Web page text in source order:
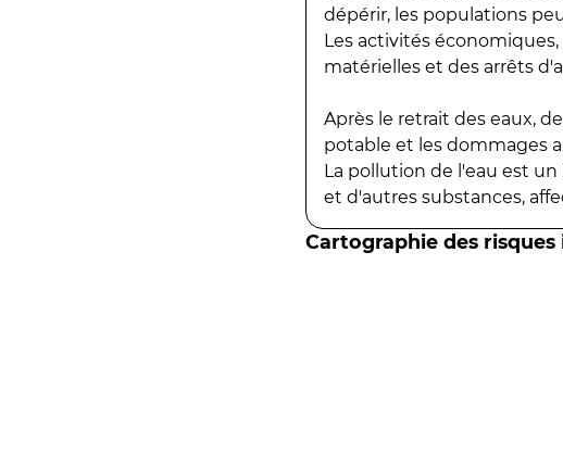
dépérir, les populations
Les activités
matérielles et des arrêts
Après le retrait des eaux,
potable et les dommages
La pollution de l'eau est
et d'autres substances,
Cartographie des